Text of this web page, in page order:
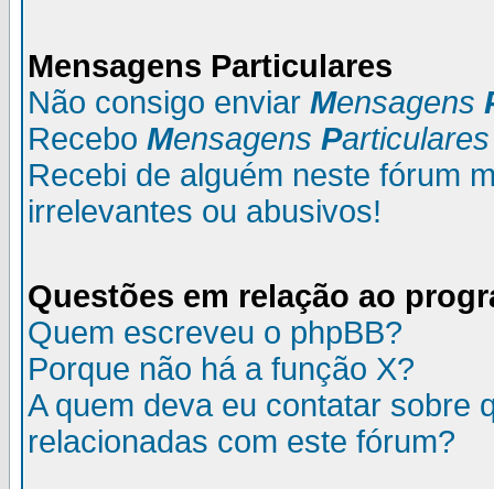
Mensagens Particulares
Não consigo enviar Mensagens
Recebo Mensagens Particulares
Recebi de alguém neste fórum
irrelevantes ou abusivos!
Questões em relação ao
Quem escreveu o phpBB?
Porque não há a função X?
A quem deva eu contatar sobre
relacionadas com este fórum?